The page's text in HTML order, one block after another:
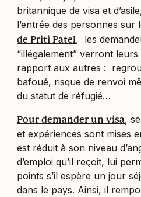
britannique de visa et
l’entrée des personnes
de Priti Patel, les
“illégalement” verront
rapport aux autres :
bafoué, risque de renvoi
du statut de réfugié…
Pour demander un visa,
et expériences sont mises
est réduit à son niveau
d’emploi qu’il reçoit, lui
points s’il espère un jour
dans le pays. Ainsi, il